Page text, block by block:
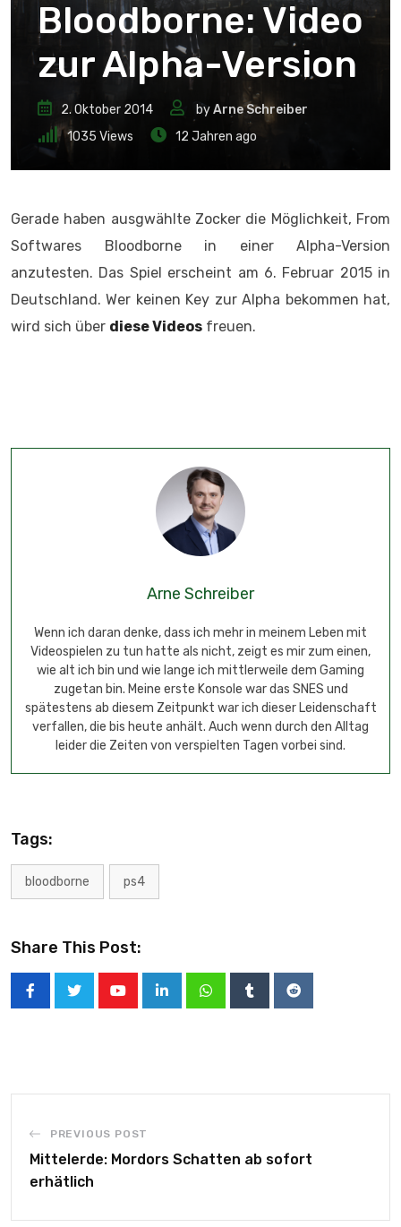
Bloodborne: Video
zur Alpha-Version
2. Oktober 2014 byArne Schreiber
1035 Views 12 Jahren ago
Gerade haben ausgwählte Zocker die Möglichkeit, From
Softwares Bloodborne in einer Alpha-Version
anzutesten. Das Spiel erscheint am 6. Februar 2015 in
Deutschland. Wer keinen Key zur Alpha bekommen hat,
wird sich über diese Videos freuen.
Arne Schreiber
Wenn ich daran denke, dass ich mehr in meinem Leben mit
Videospielen zu tun hatte als nicht, zeigt es mir zum einen,
wie alt ich bin und wie lange ich mittlerweile dem Gaming
zugetan bin. Meine erste Konsole war das SNES und
spätestens ab diesem Zeitpunkt war ich dieser Leidenschaft
verfallen, die bis heute anhält. Auch wenn durch den Alltag
leider die Zeiten von verspielten Tagen vorbei sind.
Tags:
bloodborne ps4
Share This Post:
PREVIOUS POST
Mittelerde: Mordors Schatten ab sofort
erhätlich